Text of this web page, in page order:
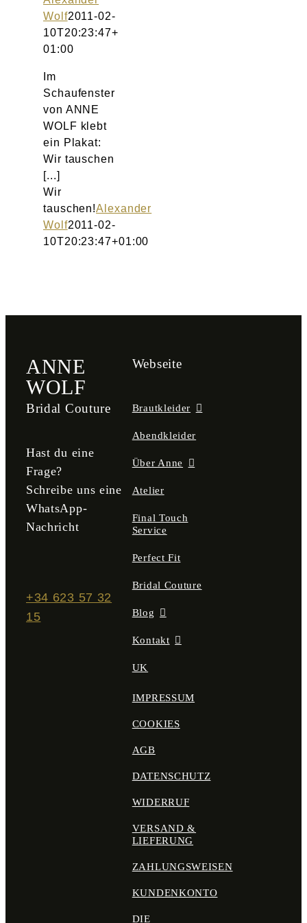
Wolf2011-02-
10T20:23:47+
01:00
Im
Schaufenster
von ANNE
WOLF klebt
ein Plakat:
Wir tauschen
[...]
Wir
tauschen!Alexander
Wolf2011-02-
10T20:23:47+01:00
ANNE
WOLF
Bridal Couture
Hast du eine
Frage?
Schreibe uns eine
WhatsApp-
Nachricht
+34 623 57 32
15
Webseite
Brautkleider
Abendkleider
Über Anne
Atelier
Final Touch
Service
Perfect Fit
Bridal Couture
Blog
Kontakt
UK
IMPRESSUM
COOKIES
AGB
DATENSCHUTZ
WIDERRUF
VERSAND &
LIEFERUNG
ZAHLUNGSWEISEN
KUNDENKONTO
DIE